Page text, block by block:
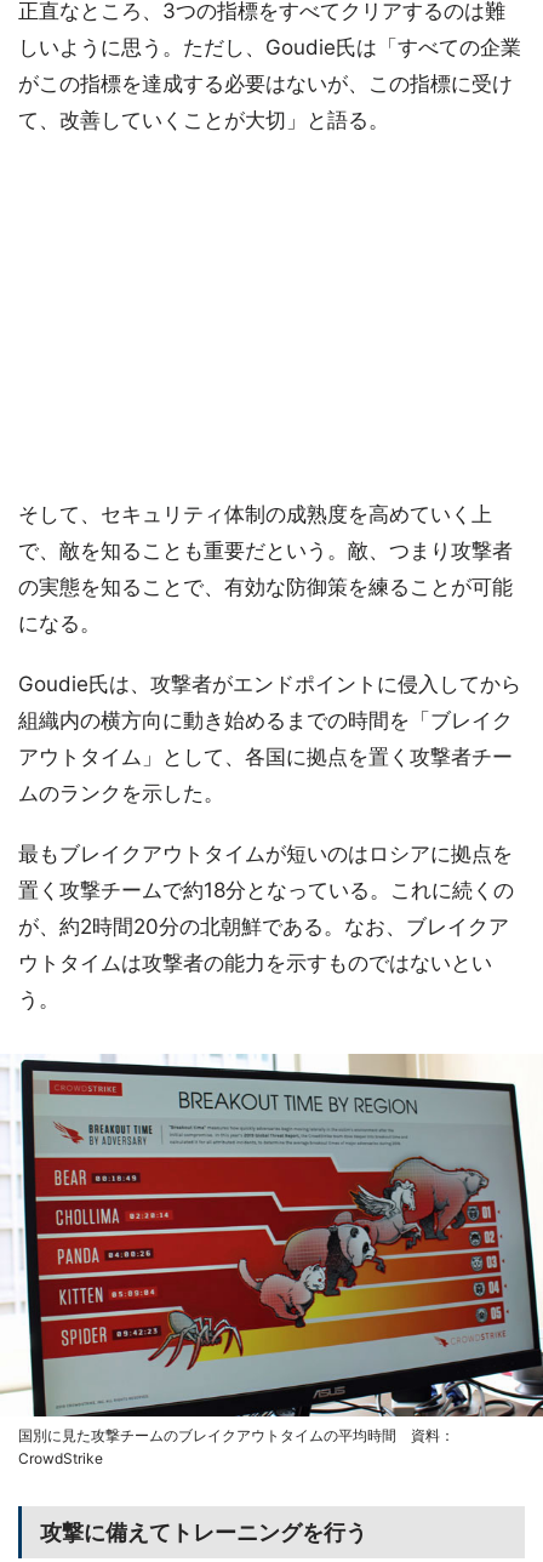
正直なところ、3つの指標をすべてクリアするのは難
しいように思う。ただし、Goudie氏は「すべての企業
がこの指標を達成する必要はないが、この指標に受け
て、改善していくことが大切」と語る。
そして、セキュリティ体制の成熟度を高めていく上
で、敵を知ることも重要だという。敵、つまり攻撃者
の実態を知ることで、有効な防御策を練ることが可能
になる。
Goudie氏は、攻撃者がエンドポイントに侵入してから
組織内の横方向に動き始めるまでの時間を「ブレイク
アウトタイム」として、各国に拠点を置く攻撃者チー
ムのランクを示した。
最もブレイクアウトタイムが短いのはロシアに拠点を
置く攻撃チームで約18分となっている。これに続くの
が、約2時間20分の北朝鮮である。なお、ブレイクア
ウトタイムは攻撃者の能力を示すものではないとい
う。
国別に見た攻撃チームのブレイクアウトタイムの平均時間 資料：
CrowdStrike
攻撃に備えてトレーニングを行う